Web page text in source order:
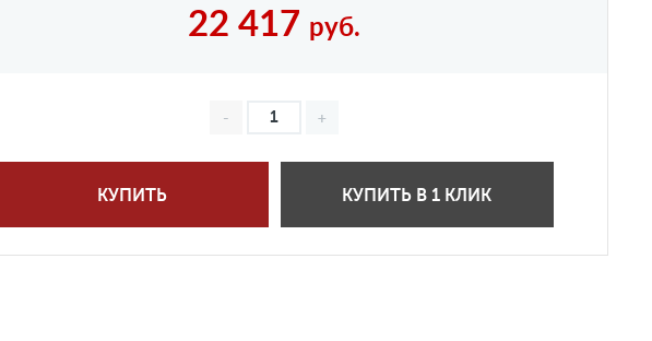
22 417 руб.
КУПИТЬ КУПИТЬ В 1 КЛИК